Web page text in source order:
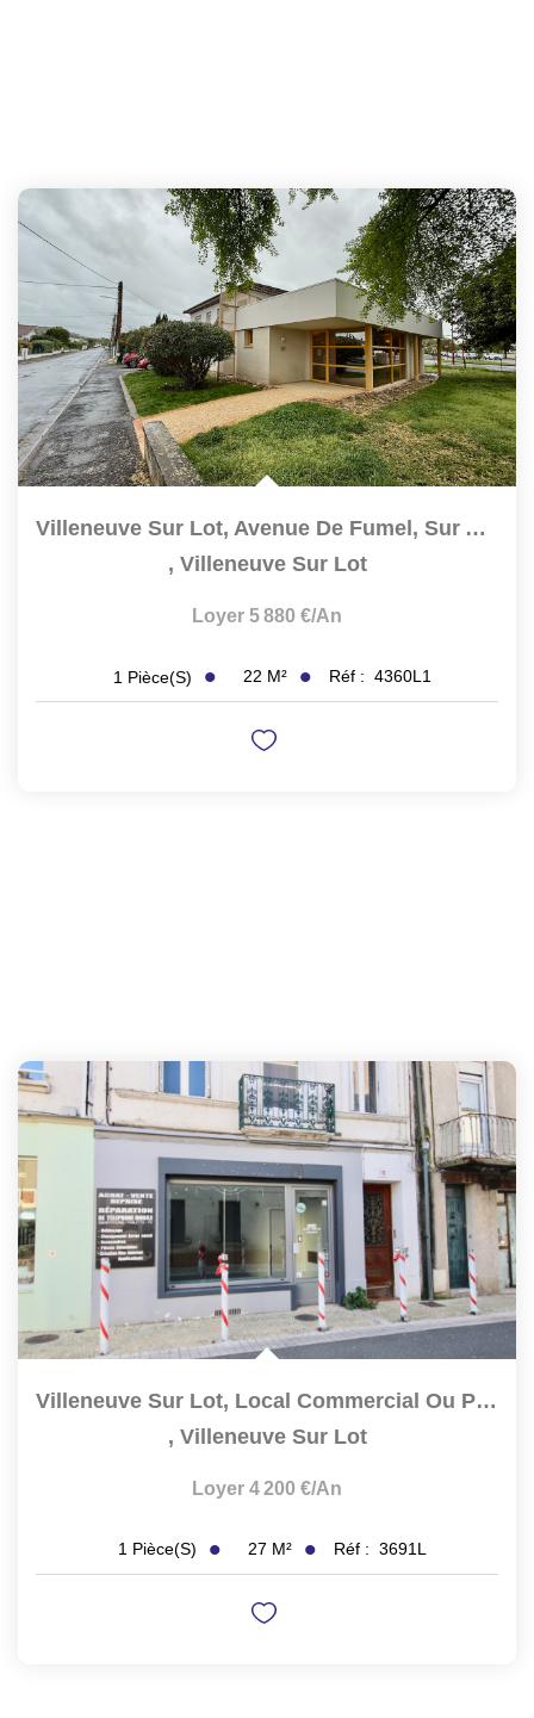
Villeneuve Sur Lot, Avenue De Fumel, Sur Axe Sortant...
, Villeneuve Sur Lot
Loyer 5 880 €/an
1 Pièce(s) 22 M² Réf : 4360L1
Villeneuve Sur Lot, Local Commercial Ou Professionnel...
, Villeneuve Sur Lot
Loyer 4 200 €/an
1 Pièce(s) 27 M² Réf : 3691L